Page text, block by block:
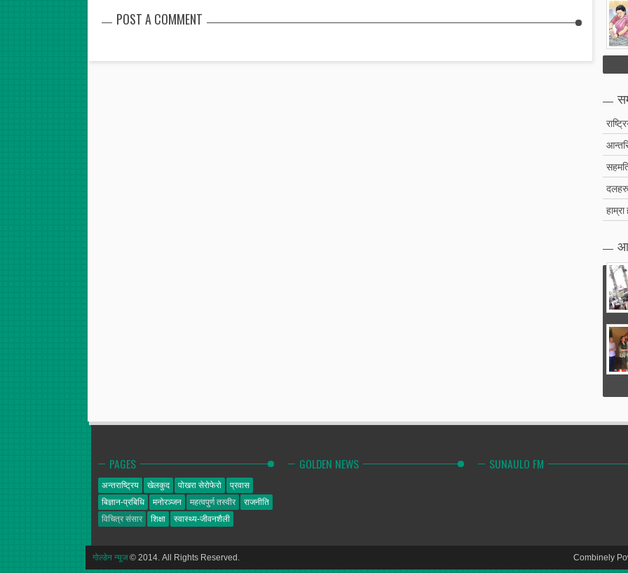
POST A COMMENT
दलहरु
PAGES
अन्तराष्ट्रिय खेलकुद पोखरा सेरोफेरो
प्रवास
बिज्ञान-प्रबिधि
मनोरञ्जन महत्वपुर्ण तस्वीर
राजनीति
विचित्र संसार
शिक्षा स्वास्थ्य-जीवनशैली
GOLDEN NEWS SUNAULO FM
गोल्डेन न्यूज© 2014. All Rights Reserved. Combinely